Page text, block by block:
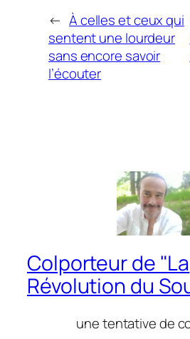
← À celles et ceux qui
sentent une lourdeur
sans encore savoir
l’écouter
Colporteur de "La
Révolution du
une tentative de